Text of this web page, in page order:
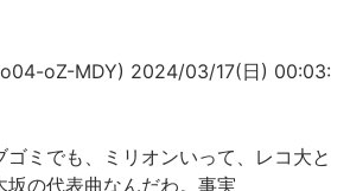
oZ-MDY) 2024/03/17(日) 00:03:
ゴミでも、ミリオンいって、レコ大と
坂の代表曲なんだわ。事実